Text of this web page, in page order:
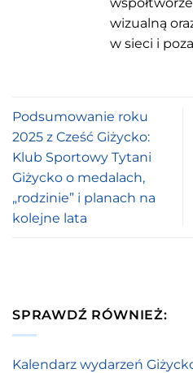
wizualną
w sieci i
Podsumowanie roku
2025 z Cześć Giżycko:
Klub Sportowy Tytani
Giżycko o medalach,
„rodzinie” i planach na
kolejne lata
SPRAWDŹ RÓWNIEŻ:
Kalendarz wydarzeń